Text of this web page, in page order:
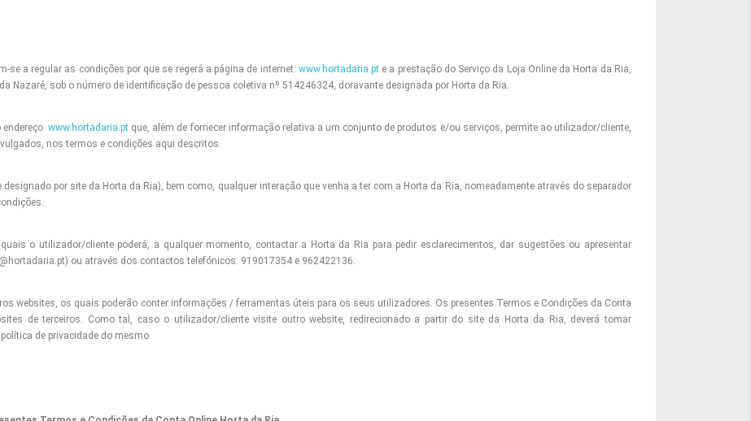
se a regular as condições por que se regerá a página de internet: www.hortadaria.pte a prestação do Serviço da Loja Online da Horta da Ria,
Nazaré, sob o número de identificação de pessoa coletiva nº 514246324, doravante designada por Horta da Ria.
www.hortadaria.pt que, além de fornecer informação relativa a um conjunto de produtos e/ou serviços, permite ao utilizador/cliente,
nos termos e condições aqui descritos.
designado por site da Horta da Ria), bem como, qualquer interação que venha a ter com a Horta da Ria, nomeadamente através do separador
o utilizador/cliente poderá, a qualquer momento, contactar a Horta da Ria para pedir esclarecimentos, dar sugestões ou apresentar
ou através dos contactos telefónicos: 919017354 e 962422136.
websites, os quais poderão conter informações / ferramentas úteis para os seus utilizadores. Os presentes Termos e Condições da Conta
de terceiros. Como tal, caso o utilizador/cliente visite outro website, redirecionado a partir do site da Horta da Ria, deverá tomar
de privacidade do mesmo.